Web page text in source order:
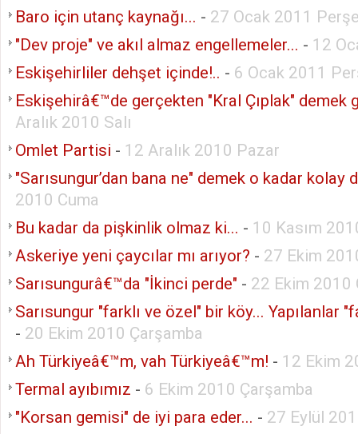
Baro için utanç kaynağı... - 27 Ocak 2011
"Dev proje" ve akıl almaz engellemeler... - 12
Eskişehirliler dehşet içinde!.. - 6 Ocak 2011
Eskişehirâ€™de gerçekten "Kral Çıplak" demek
Aralık 2010 Salı
Omlet Partisi - 12 Aralık 2010 Pazar
"Sarısungur’dan bana ne" demek o kadar kolay
2010 Cuma
Bu kadar da pişkinlik olmaz ki... - 10 Kasım
Askeriye yeni çaycılar mı arıyor? - 27 Ekim
Sarısungurâ€™da "İkinci perde" - 22 Ekim 2010
Sarısungur "farklı ve özel" bir köy... Yapılanlar
- 20 Ekim 2010 Çarşamba
Ah Türkiyeâ€™m, vah Türkiyeâ€™m! - 12 Ekim
Termal ayıbımız - 6 Ekim 2010 Çarşamba
"Korsan gemisi" de iyi para eder... - 27 Eylül